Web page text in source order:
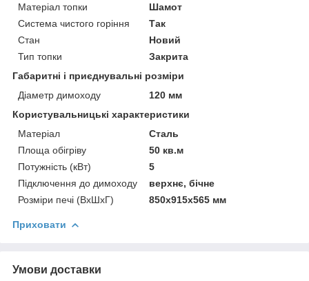
Матеріал топки
Шамот
Система чистого горіння
Так
Стан
Новий
Тип топки
Закрита
Габаритні і приєднувальні розміри
Діаметр димоходу
120 мм
Користувальницькі характеристики
Матеріал
Сталь
Площа обігріву
50 кв.м
Потужність (кВт)
5
Підключення до димоходу
верхнє, бічне
Розміри печі (ВхШхГ)
850x915x565 мм
Приховати
Умови доставки